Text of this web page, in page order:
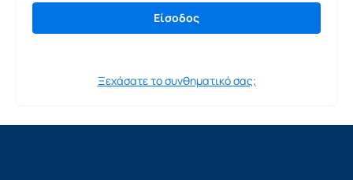
Ξεχάσατε το συνθηματικό σας;